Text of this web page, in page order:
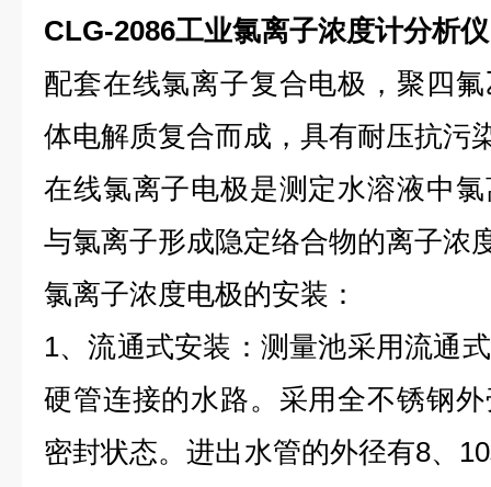
CLG-2086工业氯离子浓度计分析仪
配套在线氯离子复合电极，聚四
体电解质复合而成，具有耐压抗污
在线氯离子电极是测定水溶液中
与氯离子形成隐定络合物的离子浓
氯离子浓度电极的安装：
1、流通式安装：测量池采用流通
硬管连接的水路。采用全不锈钢
密封状态。进出水管的外径有8、